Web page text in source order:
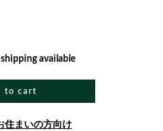
available
to cart
住まいの方向け